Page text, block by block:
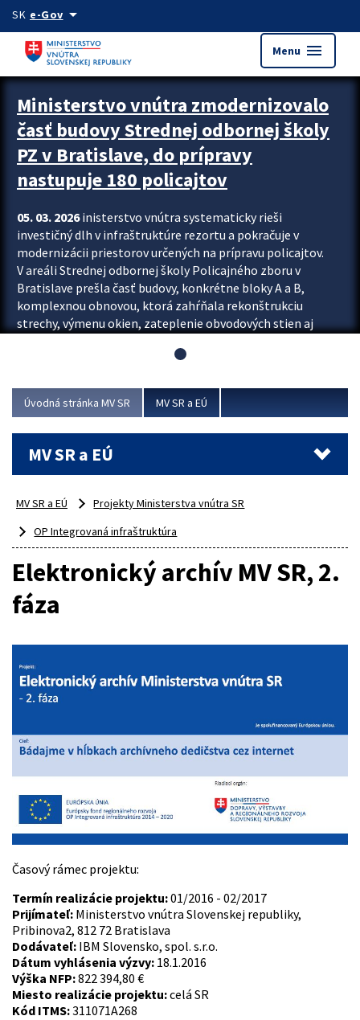
Preskocit na hlavný obsah
SK e-Govarrow_drop_down
Menu menu
Ministerstvo vnútra zmodernizovalo
časť budovy Strednej odbornej školy
PZ v Bratislave, do prípravy
nastupuje 180 policajtov
05. 03. 2026inisterstvo vnútra systematicky rieši
investičný dlh v infraštruktúre rezortu a pokračuje v
modernizácii priestorov určených na prípravu policajtov.
V areáli Strednej odbornej školy Policajného zboru v
Bratislave prešla časť budovy, konkrétne bloky A a B,
komplexnou obnovou, ktorá zahŕňala rekonštrukciu
strechy, výmenu okien, zateplenie obvodových stien aj
aj interiéru, kde vznikli nové učebne a moderné
Viac
Úvodná stránka MV SR MV SR a EÚ
MV SR a EÚ
MV SR a EÚ
Projekty Ministerstva vnútra SR
OP Integrovaná infraštruktúra
Elektronický archív MV SR, 2.
fáza
Časový rámec projektu:
Termín realizácie projektu:01/2016 - 02/2017
Prijímateľ: Ministerstvo vnútra Slovenskej republiky,
Pribinova2, 812 72 Bratislava
Dodávateľ: IBM Slovensko, spol. s.r.o.
Dátum vyhlásenia výzvy: 18.1.2016
Výška NFP:822 394,80 €
Miesto realizácie projektu:celá SR
Kód ITMS:311071A268